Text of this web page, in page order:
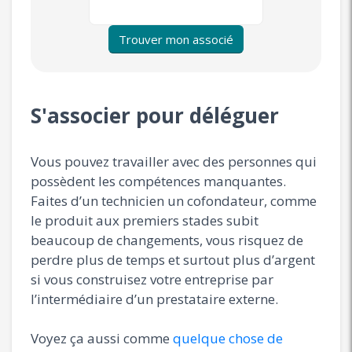
Trouver mon associé
S'associer pour déléguer
Vous pouvez travailler avec des personnes qui
possèdent les compétences manquantes.
Faites d’un technicien un cofondateur, comme
le produit aux premiers stades subit
beaucoup de changements, vous risquez de
perdre plus de temps et surtout plus d’argent
si vous construisez votre entreprise par
l’intermédiaire d’un prestataire externe.
Voyez ça aussi comme quelque chose de